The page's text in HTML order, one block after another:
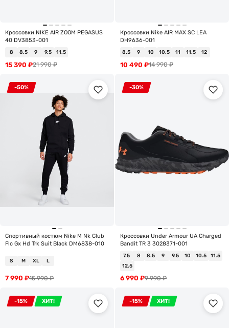
Кроссовки NIKE AIR ZOOM PEGASUS
40 DV3853-001
8 8.5 9 9.5 11.5
21 990₽
15 390 ₽
Кроссовки Nike AIR MAX SC LEA
DH9636-001
8.5 9 10 10.5 11 11.5 12
14 990₽
10 490 ₽
-50%
Спортивный костюм Nike M Nk Club
Flc Gx Hd Trk Suit Black DM6838-010
S M XL L
15 990₽
7 990 ₽
-30%
Кроссовки Under Armour UA Charged
Bandit TR 3 3028371-001
7.5 8 8.5 9 9.5 10 10.5
11.5
12.5
9 990₽
6 990 ₽
-15% ХИТ! -15% ХИТ!